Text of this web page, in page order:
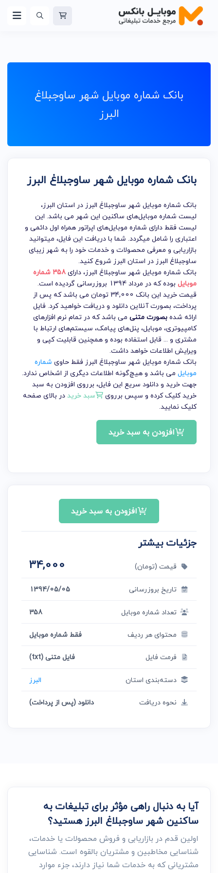
بانک شماره موبایل شهر ساوجبلاغ
البرز
بانک شماره موبایل شهر ساوجبلاغ البرز
بانک شماره موبایل شهر ساوجبلاغ البرز در استان البرز،
لیست شماره موبایل‌های ساکنین این شهر می باشد. این
لیست فقط دارای شماره موبایل‌های اپراتور همراه اول دائمی و
اعتباری را شامل میگردد. شما با دریافت این فایل، میتوانید
بازاریابی و معرفی محصولات و خدمات خود را به شهر زیبای
ساوجبلاغ البرز در استان البرز شروع کنید.
بانک شماره موبایل شهر ساوجبلاغ البرز، دارای
358 شماره
موبایل بوده که در مرداد 1394 بروزرسانی گردیده است.
قیمت خرید این بانک 34,000 تومان می باشد که پس از
پرداخت، بصورت آنلاین دانلود و دریافت خواهید کرد. فایل
ارائه شدهبصورت متنی می باشد که در تمام نرم افزارهای
کامپیوتری، موبایل، پنل‌های پیامک، سیستم‌های ارتباط با
مشتری و ... قابل استفاده بوده و همچنین قابلیت کپی و
ویرایش اطلاعات خواهد داشت.
بانک شماره موبایل شهر ساوجبلاغ البرز فقط حاوی شماره
موبایل می باشد و هیچ‌گونه اطلاعات دیگری از اشخاص ندارد.
جهت خرید و دانلود سریع این فایل، برروی افزودن به سبد
خرید کلیک کرده و سپس برروی
سبد خریددر بالای صفحه
کلیک نمایید.
افزودن به سبد خرید
افزودن به سبد خرید
جزئیات بیشتر
قیمت (تومان) 34,000
تاریخ بروزرسانی
1394/05/05
تعداد شماره موبایل
358
محتوای هر ردیف
فقط شماره موبایل
فرمت فایل
فایل متنی (txt)
دسته‌بندی استان
البرز
نحوه دریافت
دانلود (پس از پرداخت)
آیا به دنبال راهی مؤثر برای تبلیغات به
ساکنین شهر ساوجبلاغ البرز هستید؟
اولین قدم در بازاریابی و فروش محصولات یا خدمات،
شناسایی مخاطبین و مشتریان بالقوه است. شناسایی
مشتریانی که به خدمات شما نیاز دارند، جزء موارد